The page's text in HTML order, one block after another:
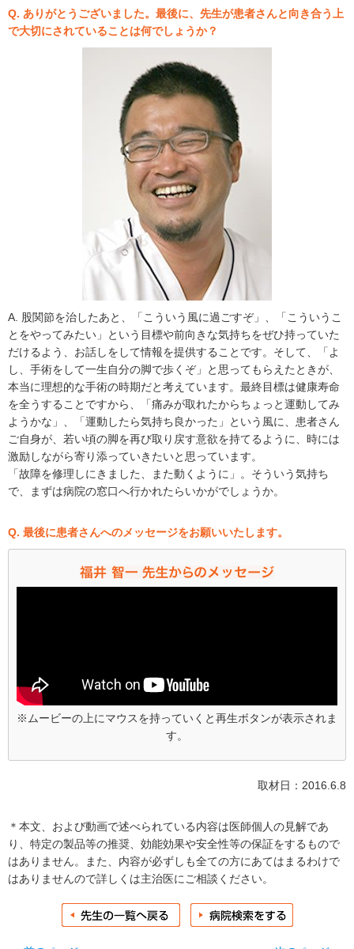
Q. ありがとうございました。最後に、先生が患者さんと向き合う上
で大切にされていることは何でしょうか？
A. 股関節を治したあと、「こういう風に過ごすぞ」、「こういうこ
とをやってみたい」という目標や前向きな気持ちをぜひ持っていた
だけるよう、お話しをして情報を提供することです。そして、「よ
し、手術をして一生自分の脚で歩くぞ」と思ってもらえたときが、
本当に理想的な手術の時期だと考えています。最終目標は健康寿命
を全うすることですから、「痛みが取れたからちょっと運動してみ
ようかな」、「運動したら気持ち良かった」という風に、患者さん
ご自身が、若い頃の脚を再び取り戻す意欲を持てるように、時には
激励しながら寄り添っていきたいと思っています。
「故障を修理しにきました、また動くように」。そういう気持ち
で、まずは病院の窓口へ行かれたらいかがでしょうか。
Q. 最後に患者さんへのメッセージをお願いいたします。
※ムービーの上にマウスを持っていくと再生ボタンが表示されま
す。
取材日：2016.6.8
＊本文、および動画で述べられている内容は医師個人の見解であ
り、特定の製品等の推奨、効能効果や安全性等の保証をするもので
はありません。また、内容が必ずしも全ての方にあてはまるわけで
はありませんので詳しくは主治医にご相談ください。